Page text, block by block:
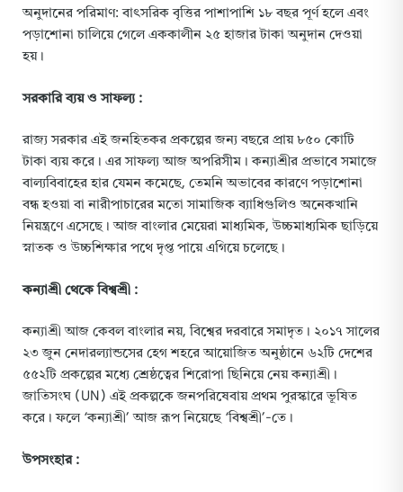
অনুদানের পরিমাণ: বাৎসরিক বৃত্তির পাশাপাশি ১৮ বছর পূর্ণ হলে এবং
পড়াশোনা চালিয়ে গেলে এককালীন ২৫ হাজার টাকা অনুদান দেওয়া
হয়।
সরকারি ব্যয় ও সাফল্য :
রাজ্য সরকার এই জনহিতকর প্রকল্পের জন্য বছরে প্রায় ৮৫০ কোটি
টাকা ব্যয় করে। এর সাফল্য আজ অপরিসীম। কন্যাশ্রীর প্রভাবে সমাজে
বাল্যবিবাহের হার যেমন কমেছে, তেমনি অভাবের কারণে পড়াশোনা
বন্ধ হওয়া বা নারীপাচারের মতো সামাজিক ব্যাধিগুলিও অনেকখানি
নিয়ন্ত্রণে এসেছে। আজ বাংলার মেয়েরা মাধ্যমিক, উচ্চমাধ্যমিক ছাড়িয়ে
স্নাতক ও উচ্চশিক্ষার পথে দৃপ্ত পায়ে এগিয়ে চলেছে।
কন্যাশ্রী থেকে বিশ্বশ্রী :
কন্যাশ্রী আজ কেবল বাংলার নয়, বিশ্বের দরবারে সমাদৃত। ২০১৭ সালের
২৩ জুন নেদারল্যান্ডসের হেগ শহরে আয়োজিত অনুষ্ঠানে ৬২টি দেশের
৫৫২টি প্রকল্পের মধ্যে শ্রেষ্ঠত্বের শিরোপা ছিনিয়ে নেয় কন্যাশ্রী।
জাতিসংঘ (UN) এই প্রকল্পকে জনপরিষেবায় প্রথম পুরস্কারে ভূষিত
করে। ফলে ‘কন্যাশ্রী’ আজ রূপ নিয়েছে ‘বিশ্বশ্রী’-তে।
উপসংহার :